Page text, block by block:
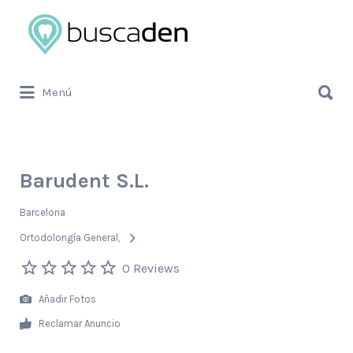
Buscar
por:
Menú
por:
Barudent S.L.
Barcelona
Ortodolongía General
0 Reviews
Añadir Fotos
Reclamar Anuncio